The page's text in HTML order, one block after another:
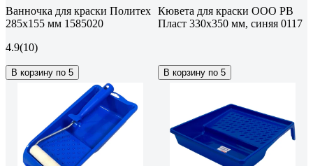
Ванночка для краски Политех
285x155 мм 1585020
4.9(10)
В корзину по 5
Кювета для краски ООО РВ
Пласт 330x350 мм, синяя 0117
В корзину по 5